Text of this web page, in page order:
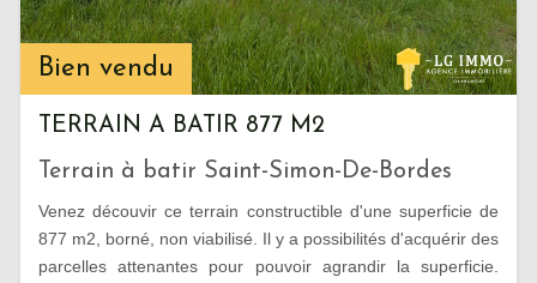
Bien vendu
TERRAIN A BATIR 877 M2
Terrain à batir Saint-Simon-De-Bordes
Venez découvir ce terrain constructible d'une superficie de
877 m2, borné, non viabilisé. Il y a possibilités d'acquérir des
parcelles attenantes pour pouvoir agrandir la superficie.